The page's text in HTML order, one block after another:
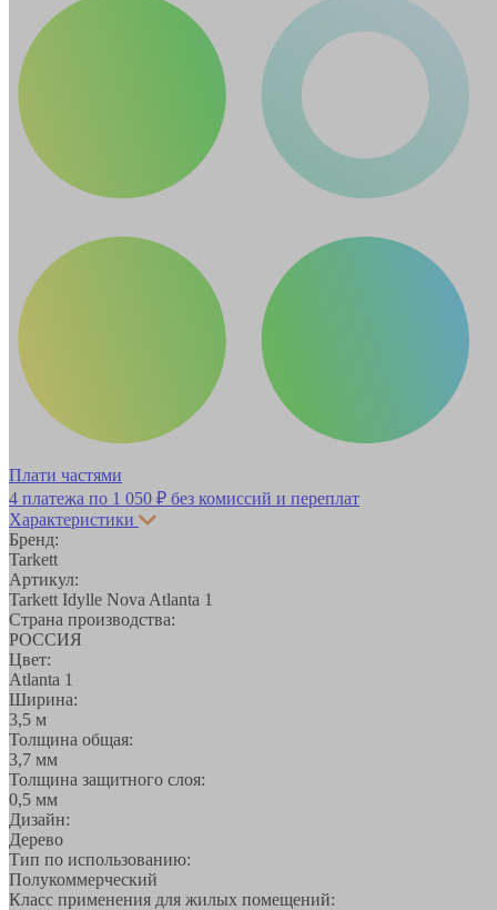
Плати частями
4 платежа по 1 050 ₽ без комиссий и переплат
Характеристики
Бренд:
Tarkett
Артикул:
Tarkett Idylle Nova Atlanta 1
Страна производства:
РОССИЯ
Цвет:
Atlanta 1
Ширина:
3,5 м
Толщина общая:
3,7 мм
Толщина защитного слоя:
0,5 мм
Дизайн:
Дерево
Тип по использованию:
Полукоммерческий
Класс применения для жилых помещений: